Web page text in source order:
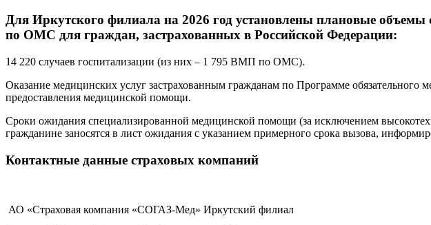
Для Иркутского филиала на 2026 год установлены плановые
по ОМС для граждан, застрахованных в Российской Федерации:
14 220 cлучаев госпитализации (из них – 1 795 ВМП по ОМС).
Оказание медицинских услуг застрахованным гражданам по Программе обязательного
предоставления медицинской помощи.
Сроки ожидания специализированной медицинской помощи (за исключением
гражданине заносятся в лист ожидания с указанием примерного срока вызова,
Контактные данные страховых компаний
АО «Страховая компания «СОГАЗ-Мед» Иркутский филиал